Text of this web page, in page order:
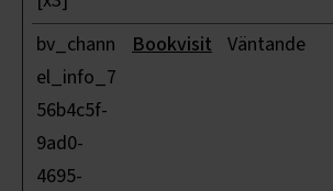
bv_chann
el_info_7
56b4c5f-
9ad0-
4695-
Bookvisit Väntande